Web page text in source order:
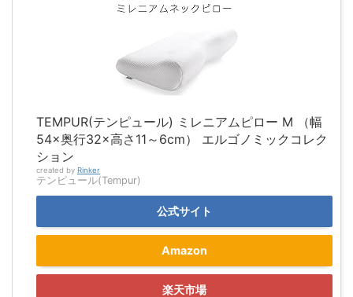
TEMPUR(テンピュール) ミレニアムピロー M （幅
54×奥行32×高さ11～6cm） エルゴノミックコレク
ション
created by Rinker
テンピュール(Tempur)
公式サイト
Amazon
楽天市場